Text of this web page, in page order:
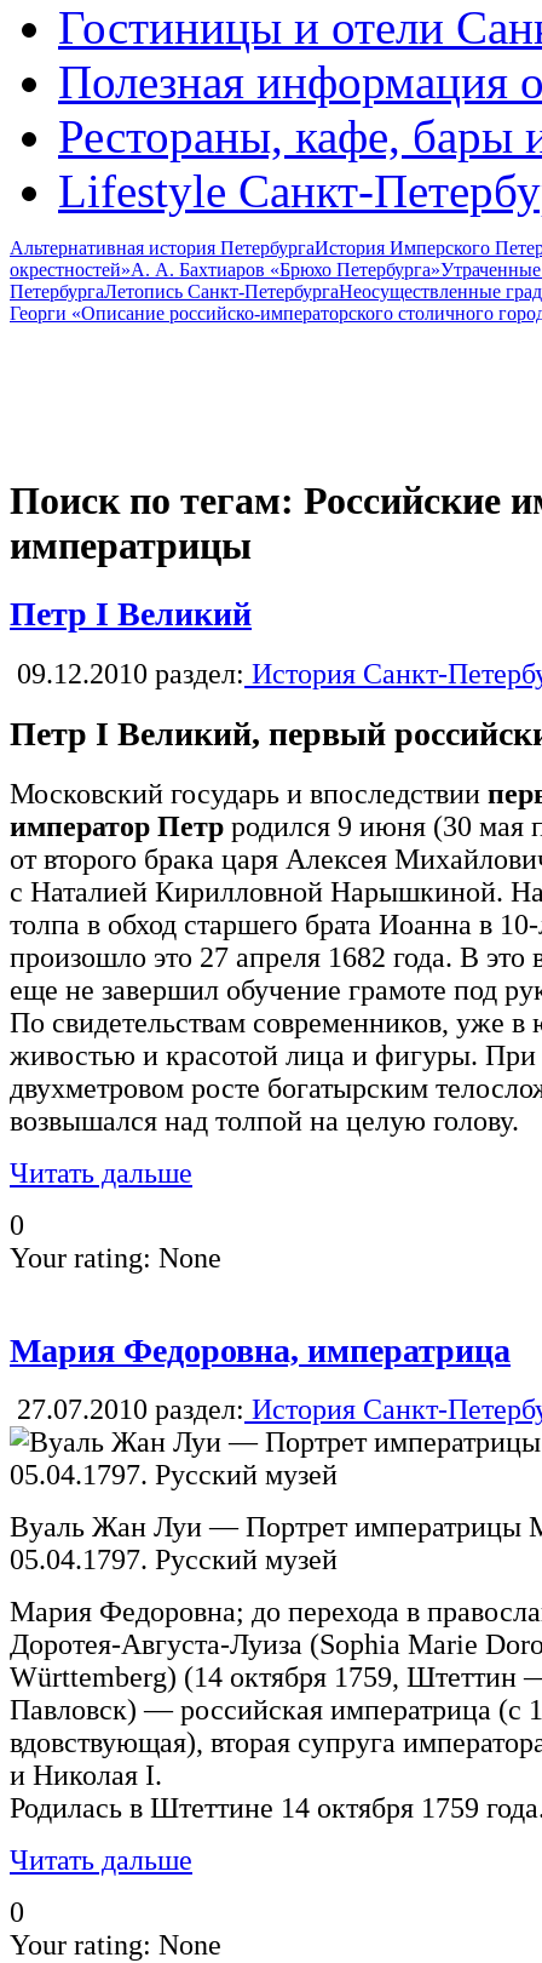
Гостиницы и отели
Полезная информация
Рестораны, кафе, бары
Lifestyle Санкт-
Альтернативная история ПетербургаИстория Имперского
окрестностей»А. А. Бахтиаров «Брюхо Петербурга»
ПетербургаЛетопись Санкт-ПетербургаНеосуществленные
Георги «Описание российско-императорского столичного
Поиск по тегам: Российские
императрицы
Петр I Великий
09.12.2010 раздел: История Санкт-
Петр I Великий, первый
Московский государь и впоследствии
император Петр родился 9 июня (30 мая
от второго брака царя Алексея
с Наталией Кирилловной Нарышкиной.
толпа в обход старшего брата Иоанна в
произошло это 27 апреля 1682 года. В
еще не завершил обучение грамоте под
По свидетельствам современников, уже
живостью и красотой лица и фигуры. При
двухметровом росте богатырским
возвышался над толпой на целую голову.
Читать дальше
0
Your rating: None
Мария Федоровна, императрица
27.07.2010 раздел: История Санкт-
Вуаль Жан Луи — Портрет императрицы
05.04.1797. Русский музей
Мария Федоровна; до перехода в
Доротея-Августа-Луиза (Sophia Marie
Württemberg) (14 октября 1759, Штеттин
Павловск) — российская императрица (с
вдовствующая), вторая супруга
и Николая I.
Родилась в Штеттине 14 октября 1759
Читать дальше
0
Your rating: None